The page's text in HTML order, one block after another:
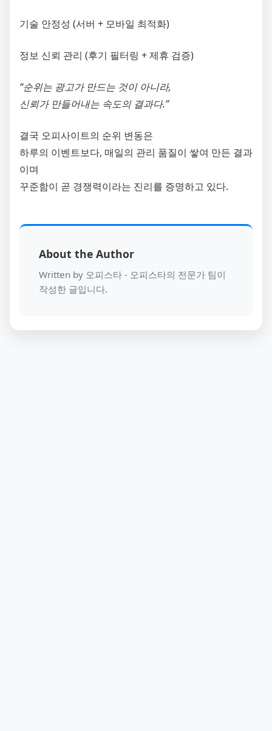
기술 안정성 (서버 + 모바일 최적화)
정보 신뢰 관리 (후기 필터링 + 제휴 검증)
“순위는 광고가 만드는 것이 아니라,
신뢰가 만들어내는 속도의 결과다.”
결국 오피사이트의 순위 변동은
하루의 이벤트보다, 매일의 관리 품질이 쌓여 만든 결과
이며
꾸준함이 곧 경쟁력이라는 진리를 증명하고 있다.
About the Author
Written by 오피스타 - 오피스타의 전문가 팀이
작성한 글입니다.